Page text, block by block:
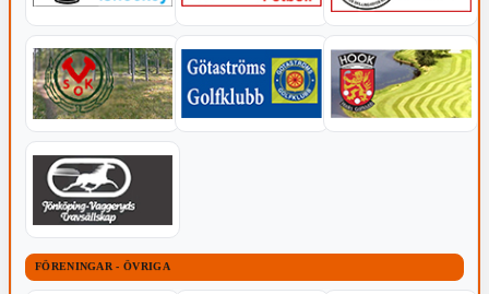
FÖRENINGAR - ÖVRIGA